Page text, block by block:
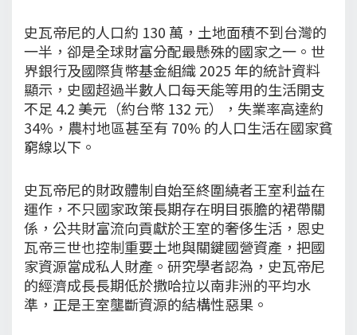
史瓦帝尼的人口約 130 萬，土地面積不到台灣的
一半，卻是全球財富分配最懸殊的國家之一。世
界銀行及國際貨幣基金組織 2025 年的統計資料
顯示，史國超過半數人口每天能等用的生活開支
不足 4.2 美元（約台幣 132 元），失業率高達約
34%，農村地區甚至有 70% 的人口生活在國家貧
窮線以下。
史瓦帝尼的財政體制自始至終圍繞者王室利益在
運作，不只國家政策長期存在明目張膽的裙帶關
係，公共財富流向貢獻於王室的奢侈生活，恩史
瓦帝三世也控制重要土地與關鍵國營資產，把國
家資源當成私人財產。研究學者認為，史瓦帝尼
的經濟成長長期低於撒哈拉以南非洲的平均水
準，正是王室壟斷資源的結構性惡果。